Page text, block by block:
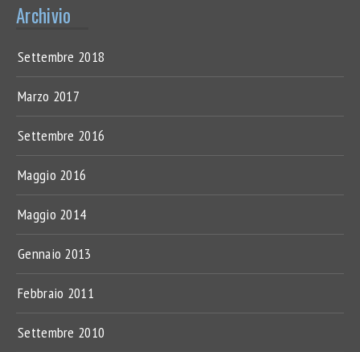
Archivio
Settembre 2018
Marzo 2017
Settembre 2016
Maggio 2016
Maggio 2014
Gennaio 2013
Febbraio 2011
Settembre 2010